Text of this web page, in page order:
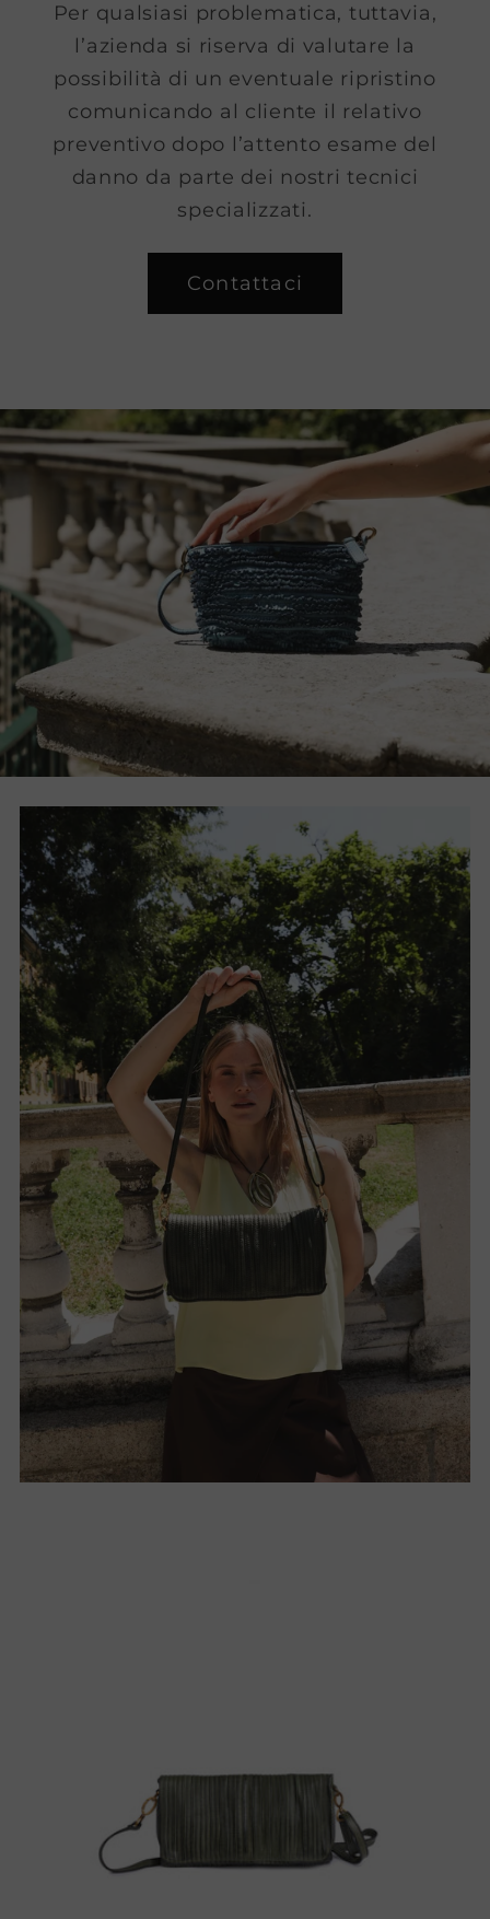
Per qualsiasi problematica, tuttavia,
l’azienda si riserva di valutare la
possibilità di un eventuale ripristino
comunicando al cliente il relativo
preventivo dopo l’attento esame del
danno da parte dei nostri tecnici
specializzati.
Contattaci